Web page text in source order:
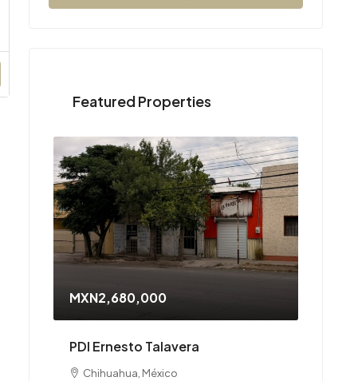
Featured Properties
MXN2,680,000
PDI Ernesto Talavera
Chihuahua, México